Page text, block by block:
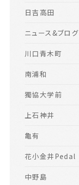
日吉高田
ニュース&ブログ
川口青木町
南浦和
獨協大学前
上石神井
亀有
花小金井Pedal
中野島